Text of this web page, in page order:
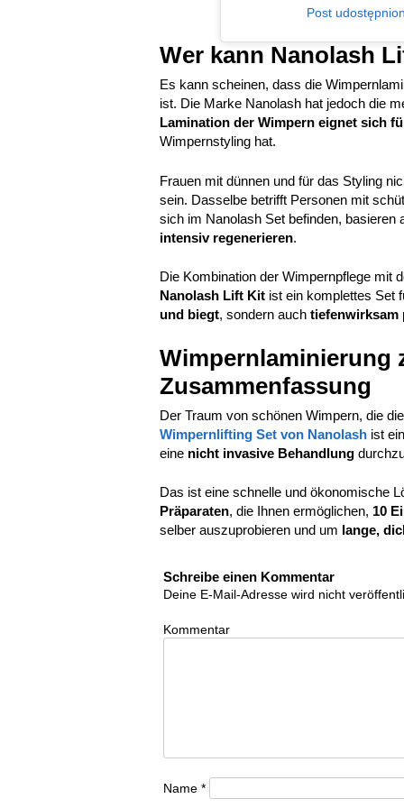
Post
Wer kann Nanolash
Es kann scheinen, dass die
ist. Die Marke Nanolash hat jedoch die
Lamination der Wimpern eignet sich
Wimpernstyling hat.
Frauen mit dünnen und für das Styling
sein. Dasselbe betrifft Personen mit
sich im Nanolash Set befinden, basieren
intensiv regenerieren.
Die Kombination der Wimpernpflege mit
Nanolash Lift Kit ist ein komplettes Set
und biegt, sondern auch tiefenwirksam
Wimpernlaminierung
Zusammenfassung
Der Traum von schönen Wimpern, die
Wimpernlifting Set von Nanolash ist
eine nicht invasive Behandlung
Das ist eine schnelle und ökonomische
Präparaten, die Ihnen ermöglichen, 10
selber auszuprobieren und um lange,
Schreibe einen Kommentar
Deine E-Mail-Adresse wird nicht
Kommentar
Name *